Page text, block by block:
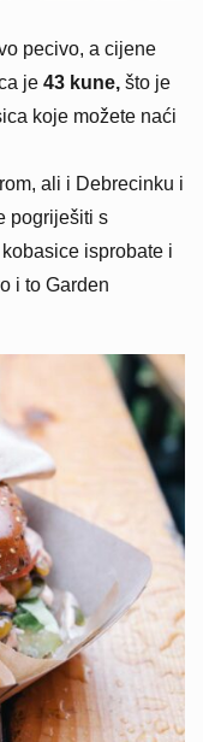
pecivo, a cijene
je 43 kune, što je
koje možete naći
ali i Debrecinku i
pogriješiti s
isprobate i
i to Garden